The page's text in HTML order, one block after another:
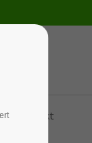
Kontakt